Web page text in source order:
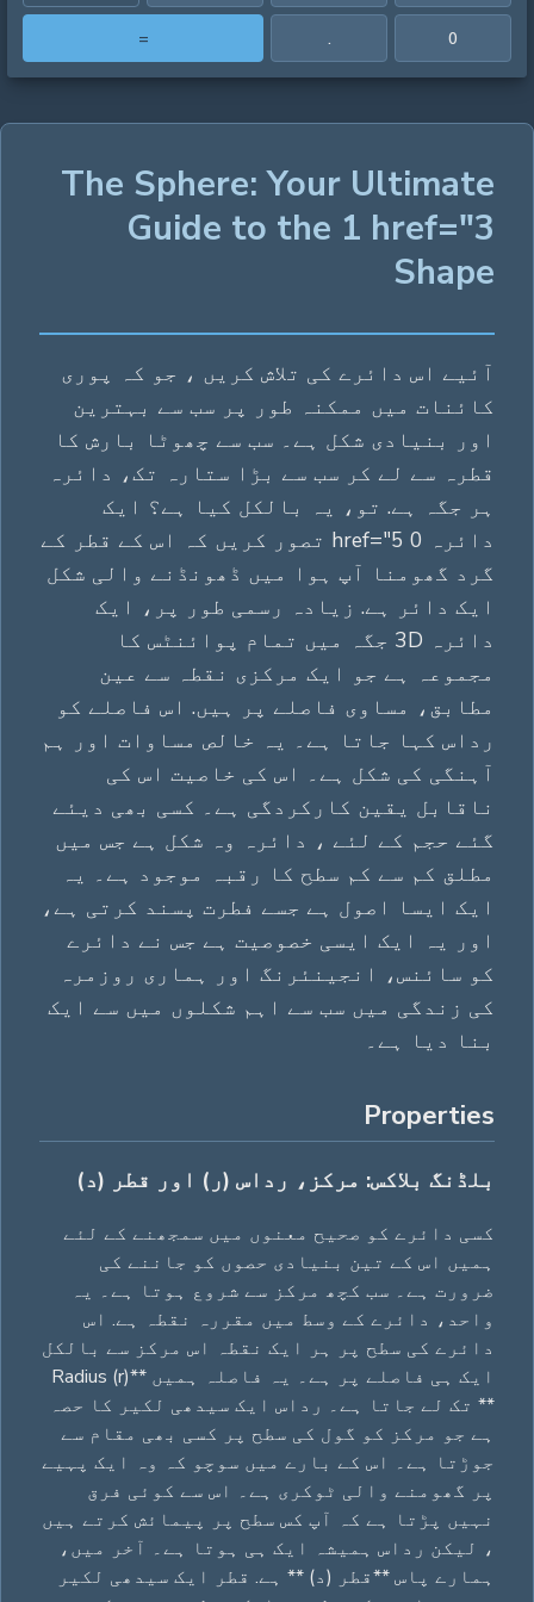
0
.
=
The Sphere: Your Ultimate
Guide to the 1 href="3
Shape
آئیے اس دائرے کی تلاش کریں ، جو کہ پوری
کائنات میں ممکنہ طور پر سب سے بہترین
اور بنیادی شکل ہے۔ سب سے چھوٹا بارش کا
قطرہ سے لے کر سب سے بڑا ستارہ تک، دائرہ
ہر جگہ ہے. تو، یہ بالکل کیا ہے؟ ایک
دائرہ 0 href="5 تصور کریں کہ اس کے قطر کے
گرد گھومنا آپ ہوا میں ڈھونڈنے والی شکل
ایک دائر ہے. زیادہ رسمی طور پر، ایک
دائرہ 3D جگہ میں تمام پوائنٹس کا
مجموعہ ہے جو ایک مرکزی نقطہ سے عین
مطابق، مساوی فاصلے پر ہیں. اس فاصلے کو
رداس کہا جاتا ہے۔ یہ خالص مساوات اور ہم
آہنگی کی شکل ہے۔ اس کی خاصیت اس کی
ناقابل یقین کارکردگی ہے۔ کسی بھی دیئے
گئے حجم کے لئے ، دائرہ وہ شکل ہے جس میں
مطلق کم سے کم سطح کا رقبہ موجود ہے۔ یہ
ایک ایسا اصول ہے جسے فطرت پسند کرتی ہے،
اور یہ ایک ایسی خصوصیت ہے جس نے دائرے
کو سائنس، انجینئرنگ اور ہماری روزمرہ
کی زندگی میں سب سے اہم شکلوں میں سے ایک
بنا دیا ہے۔
Properties
بلڈنگ بلاکس: مرکز، رداس (ر) اور قطر (د)
کسی دائرے کو صحیح معنوں میں سمجھنے کے لئے
ہمیں اس کے تین بنیادی حصوں کو جاننے کی
ضرورت ہے۔ سب کچھ مرکز سے شروع ہوتا ہے۔ یہ
واحد، دائرے کے وسط میں مقررہ نقطہ ہے. اس
دائرے کی سطح پر ہر ایک نقطہ اس مرکز سے بالکل
ایک ہی فاصلے پر ہے۔ یہ فاصلہ ہمیں **Radius (r)
** تک لے جاتا ہے۔ رداس ایک سیدھی لکیر کا حصہ
ہے جو مرکز کو گول کی سطح پر کسی بھی مقام سے
جوڑتا ہے۔ اس کے بارے میں سوچو کہ وہ ایک پہیے
پر گھومنے والی ٹوکری ہے۔ اس سے کوئی فرق
نہیں پڑتا ہے کہ آپ کس سطح پر پیمائش کرتے ہیں
، لیکن رداس ہمیشہ ایک ہی ہوتا ہے۔ آخر میں،
ہمارے پاس **قطر (د) ** ہے. قطر ایک سیدھی لکیر